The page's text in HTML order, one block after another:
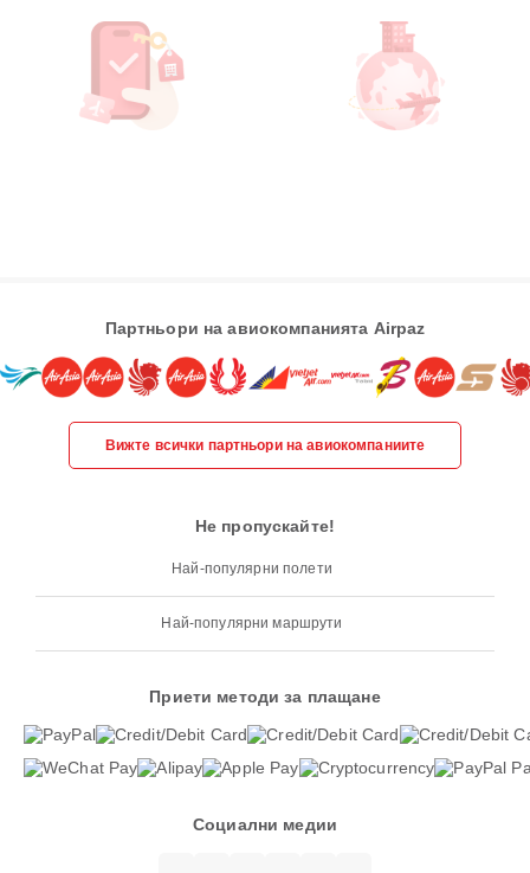
Партньори на авиокомпанията Airpaz
Вижте всички партньори на авиокомпаниите
Не пропускайте!
Най-популярни полети
Най-популярни маршрути
Приети методи за плащане
Социални медии